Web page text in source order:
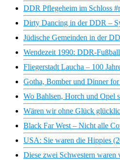
DDR Pflegeheim im Schloss
Dirty Dancing in der DDR –
Jüdische Gemeinden in der
Wendezeit 1990: DDR-
Fliegerstadt Laucha – 100
Gotha, Bomber und Dinner
Wo Bahlsen, Horch und Opel
Wären wir ohne Glück
Black Far West – Nicht alle
USA: Sie waren die Hippies
Diese zwei Schwestern waren